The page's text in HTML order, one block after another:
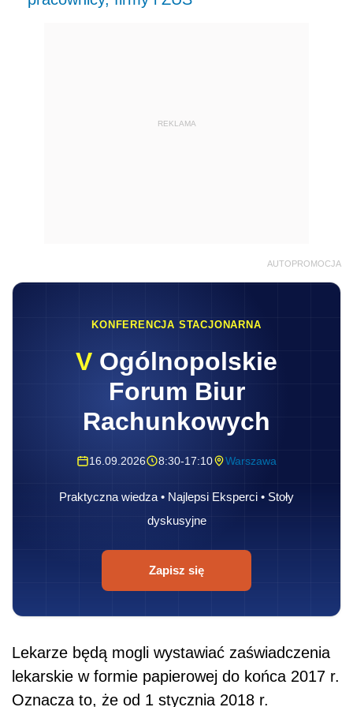
REKLAMA
AUTOPROMOCJA
KONFERENCJA STACJONARNA
V Ogólnopolskie
Forum Biur
Rachunkowych
16.09.2026 8:30-17:10 Warszawa
Praktyczna wiedza • Najlepsi Eksperci • Stoły
dyskusyjne
Zapisz się
Lekarze będą mogli wystawiać zaświadczenia
lekarskie w formie papierowej do końca 2017 r.
Oznacza to, że od 1 stycznia 2018 r.